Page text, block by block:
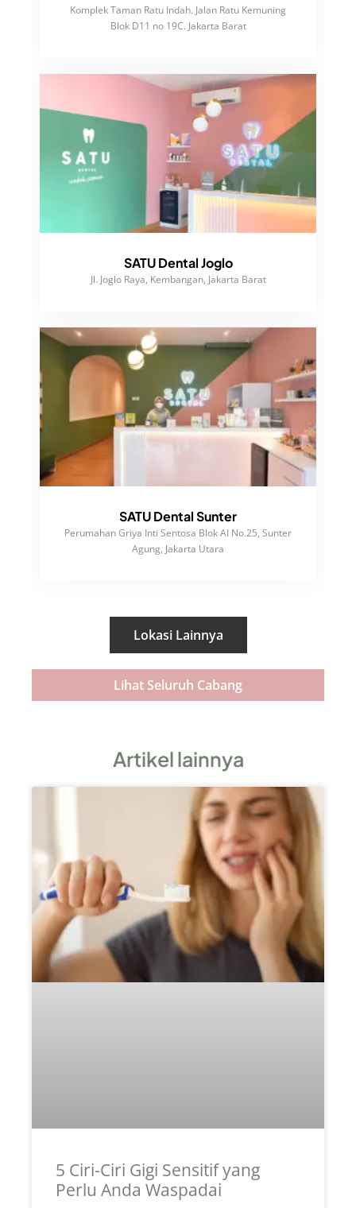
Komplek Taman Ratu Indah. Jalan Ratu Kemuning
Blok D11 no 19C. Jakarta Barat
SATU Dental Joglo
Jl. Joglo Raya, Kembangan, Jakarta Barat
SATU Dental Sunter
Perumahan Griya Inti Sentosa Blok AI No.25, Sunter
Agung, Jakarta Utara
Lokasi Lainnya
Lihat Seluruh Cabang
Artikel lainnya
5 Ciri-Ciri Gigi Sensitif yang
Perlu Anda Waspadai